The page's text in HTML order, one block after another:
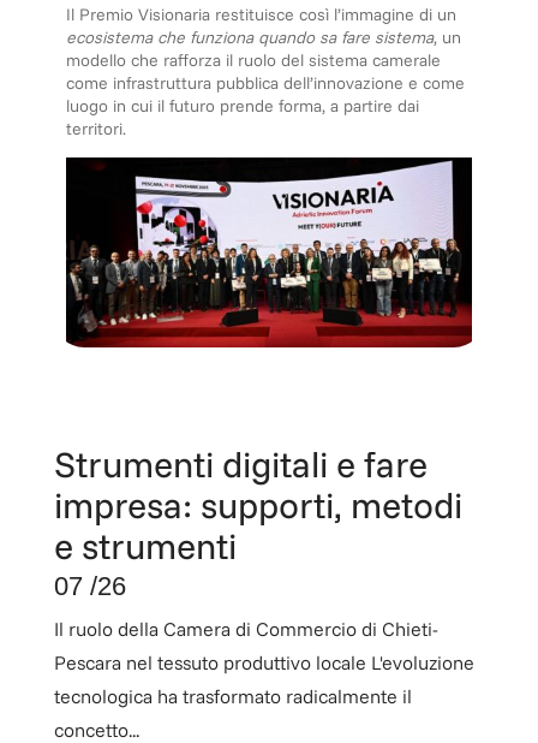
Il Premio Visionaria restituisce così l’immagine di un
ecosistema che funziona quando sa fare sistema, un
modello che rafforza il ruolo del sistema camerale
come infrastruttura pubblica dell’innovazione e come
luogo in cui il futuro prende forma, a partire dai
territori.
Strumenti digitali e fare
impresa: supporti, metodi
e strumenti
07 /26
Il ruolo della Camera di Commercio di Chieti-
Pescara nel tessuto produttivo locale L'evoluzione
tecnologica ha trasformato radicalmente il
concetto...